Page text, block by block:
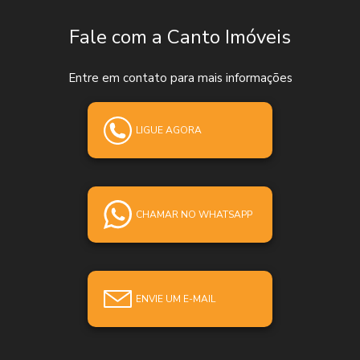
Fale com a Canto Imóveis
Entre em contato para mais informações
LIGUE AGORA
CHAMAR NO WHATSAPP
ENVIE UM E-MAIL